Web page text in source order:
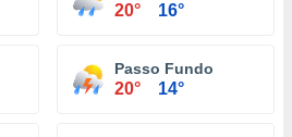
20° 16°
Passo Fundo
20° 14°